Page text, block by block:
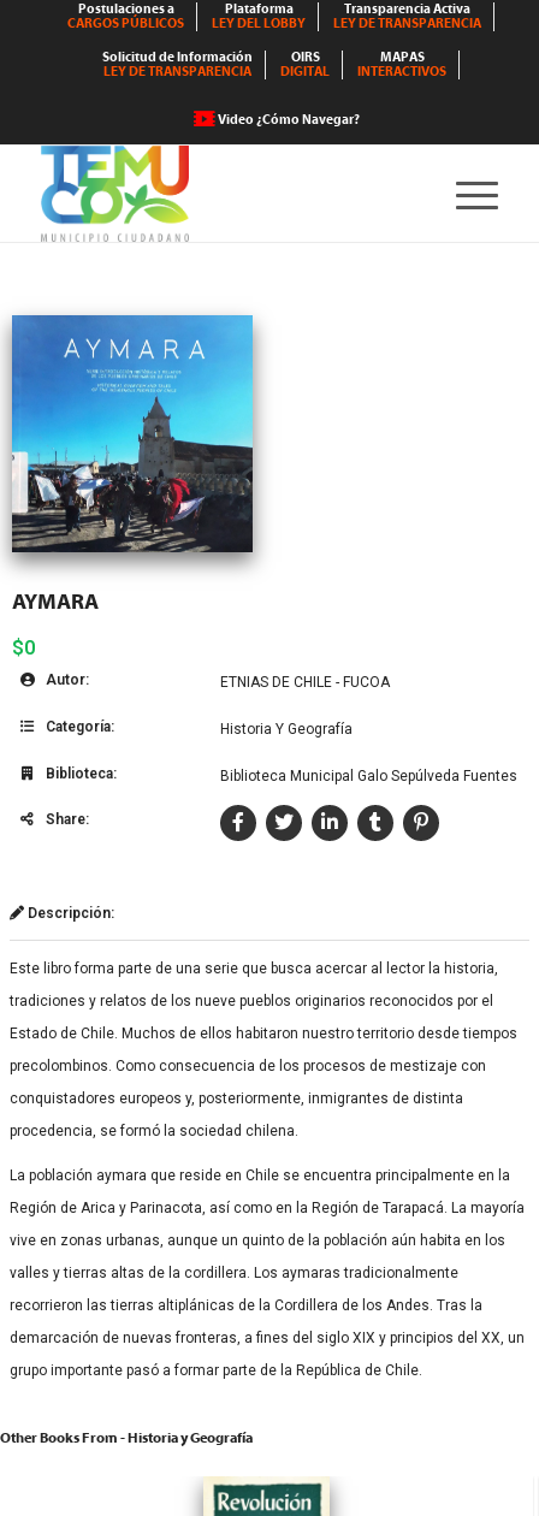
Postulaciones a
CARGOS PÚBLICOS
Plataforma
LEY DEL LOBBY
Transparencia Activa
LEY DE TRANSPARENCIA
Solicitud de Información
LEY DE TRANSPARENCIA
OIRS
DIGITAL
MAPAS
INTERACTIVOS
Video ¿Cómo Navegar?
AYMARA
$0
Autor: ETNIAS DE CHILE - FUCOA
Categoría: Historia Y Geografía
Biblioteca: Biblioteca Municipal Galo Sepúlveda Fuentes
Share:
Descripción:
Este libro forma parte de una serie que busca acercar al lector la historia,
tradiciones y relatos de los nueve pueblos originarios reconocidos por el
Estado de Chile. Muchos de ellos habitaron nuestro territorio desde tiempos
precolombinos. Como consecuencia de los procesos de mestizaje con
conquistadores europeos y, posteriormente, inmigrantes de distinta
procedencia, se formó la sociedad chilena.
La población aymara que reside en Chile se encuentra principalmente en la
Región de Arica y Parinacota, así como en la Región de Tarapacá. La mayoría
vive en zonas urbanas, aunque un quinto de la población aún habita en los
valles y tierras altas de la cordillera. Los aymaras tradicionalmente
recorrieron las tierras altiplánicas de la Cordillera de los Andes. Tras la
demarcación de nuevas fronteras, a fines del siglo XIX y principios del XX, un
grupo importante pasó a formar parte de la República de Chile.
Other Books From - Historia y Geografía